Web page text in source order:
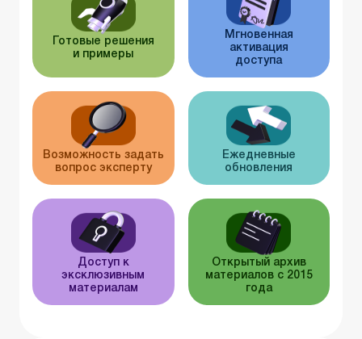
Готовые решения
и примеры
Мгновенная
активация
доступа
Возможность задать
вопрос эксперту
Ежедневные
обновления
Доступ к
эксклюзивным
материалам
Открытый архив
материалов с 2015
года